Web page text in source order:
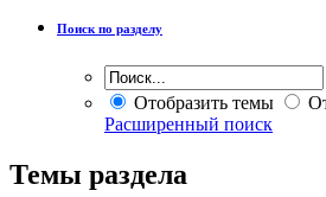
Поиск по разделу
Отобразить темы
Расширенный поиск
Темы раздела